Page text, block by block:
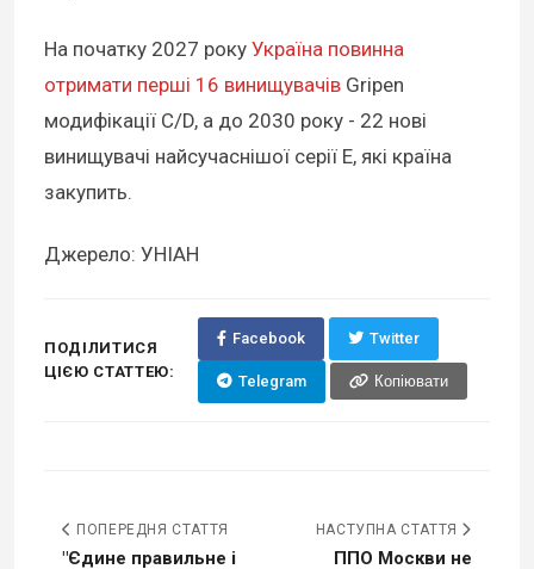
На початку 2027 року Україна повинна
отримати перші 16 винищувачів Gripen
модифікації C/D, а до 2030 року - 22 нові
винищувачі найсучаснішої серії E, які країна
закупить.
Джерело: УНІАН
ПОДІЛИТИСЯ
ЦІЄЮ СТАТТЕЮ:
Facebook Twitter
Telegram Копіювати
ПОПЕРЕДНЯ СТАТТЯ
"Єдине правильне і
НАСТУПНА СТАТТЯ
ППО Москви не